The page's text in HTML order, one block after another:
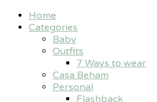
Home
Categories
Baby
Outfits
7 Ways to wear
Casa Beham
Personal
Flashback